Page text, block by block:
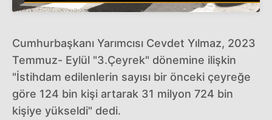
Cumhurbaşkanı Yarımcısı Cevdet Yılmaz, 2023
Temmuz- Eylül "3.Çeyrek" dönemine ilişkin
"İstihdam edilenlerin sayısı bir önceki çeyreğe
göre 124 bin kişi artarak 31 milyon 724 bin
kişiye yükseldi" dedi.